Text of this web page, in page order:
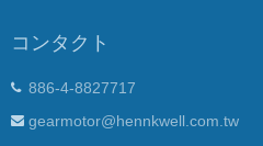
コンタクト
886-4-8827717
gearmotor@hennkwell.com.tw